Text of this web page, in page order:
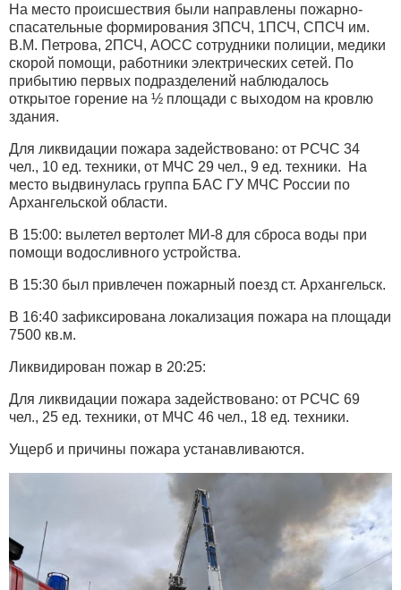
На место происшествия были направлены пожарно-
спасательные формирования 3ПСЧ, 1ПСЧ, СПСЧ им.
В.М. Петрова, 2ПСЧ, АОСС сотрудники полиции, медики
скорой помощи, работники электрических сетей. По
прибытию первых подразделений наблюдалось
открытое горение на ½ площади с выходом на кровлю
здания.
Для ликвидации пожара задействовано: от РСЧС 34
чел., 10 ед. техники, от МЧС 29 чел., 9 ед. техники. На
место выдвинулась группа БАС ГУ МЧС России по
Архангельской области.
В 15:00: вылетел вертолет МИ-8 для сброса воды при
помощи водосливного устройства.
В 15:30 был привлечен пожарный поезд ст. Архангельск.
В 16:40 зафиксирована локализация пожара на площади
7500 кв.м.
Ликвидирован пожар в 20:25:
Для ликвидации пожара задействовано: от РСЧС 69
чел., 25 ед. техники, от МЧС 46 чел., 18 ед. техники.
Ущерб и причины пожара устанавливаются.